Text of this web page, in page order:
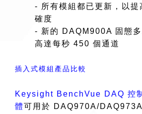
- 所有模組都已更新，以提
確度
- 新的 DAQM900A 固態
高達每秒 450 個通道
插入式模組產品比較
Keysight BenchVue DAQ 控
體可用於 DAQ970A/DAQ973A